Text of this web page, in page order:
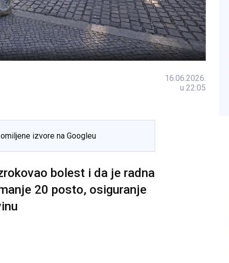
16.06.2026.
u 22:05
izvore na Googleu
bolest i da je radna
20 posto, osiguranje